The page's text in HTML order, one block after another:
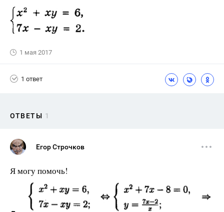
1 мая 2017
1 ответ
ОТВЕТЫ 1
Егор Строчков
Я могу помочь!